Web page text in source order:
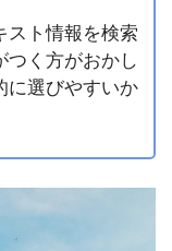
スト情報を検索
つく方がおかし
に選びやすいか